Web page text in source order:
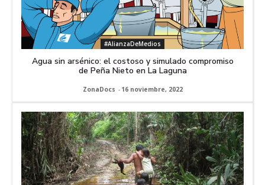
#AlianzaDeMedios
Agua sin arsénico: el costoso y simulado compromiso
de Peña Nieto en La Laguna
ZonaDocs - 16 noviembre, 2022